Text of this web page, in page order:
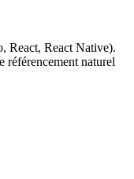
React, React Native).
référencement naturel